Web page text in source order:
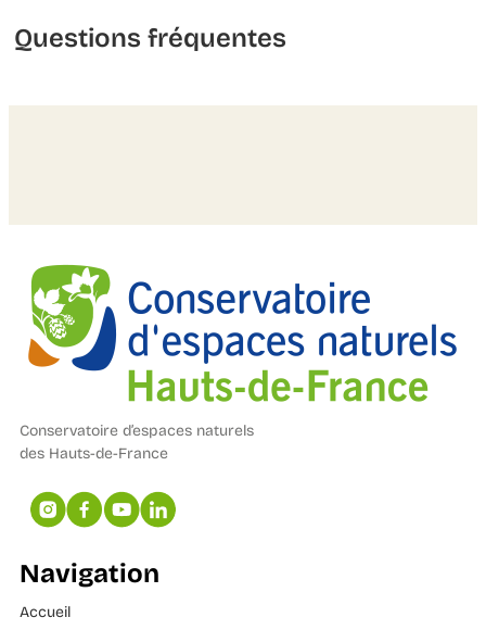
Questions fréquentes
Conservatoire d’espaces naturels
des Hauts-de-France
Navigation
Accueil